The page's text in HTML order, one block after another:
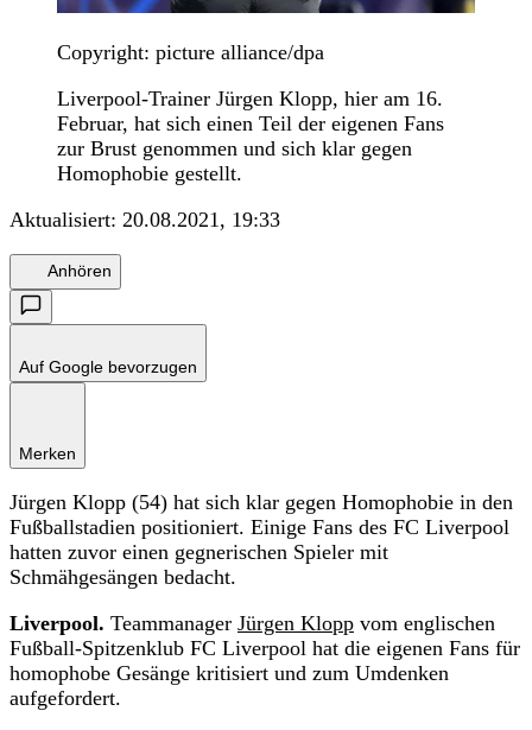
Copyright: picture alliance/dpa
Liverpool-Trainer Jürgen Klopp, hier am 16.
Februar, hat sich einen Teil der eigenen Fans
zur Brust genommen und sich klar gegen
Homophobie gestellt.
Aktualisiert: 20.08.2021, 19:33
Anhören
Auf Google bevorzugen
Merken
Jürgen Klopp (54) hat sich klar gegen Homophobie in den
Fußballstadien positioniert. Einige Fans des FC Liverpool
hatten zuvor einen gegnerischen Spieler mit
Schmähgesängen bedacht.
Liverpool. Teammanager Jürgen Klopp vom englischen
Fußball-Spitzenklub FC Liverpool hat die eigenen Fans für
homophobe Gesänge kritisiert und zum Umdenken
aufgefordert.